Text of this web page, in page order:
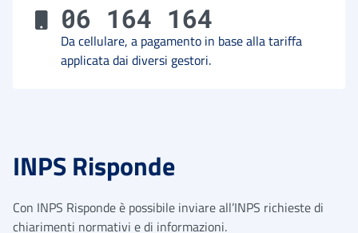
06 164 164
Da cellulare, a pagamento in base alla tariffa
applicata dai diversi gestori.
INPS Risponde
Con INPS Risponde è possibile inviare all’INPS richieste di
chiarimenti normativi e di informazioni.